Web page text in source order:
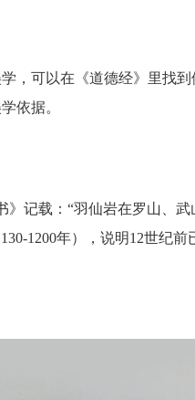
，可以在《道德经》里找
依据。
》记载：“羽仙岩在罗山、
1200年），说明12世纪前